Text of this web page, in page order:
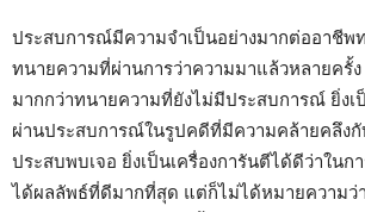
ประสบการณ์มีความจำเป็นอย่างมากต่ออาชีพ
ทนายความที่ผ่านการว่าความมาแล้วหลายครั้
มากกว่าทนายความที่ยังไม่มีประสบการณ์ ยิ่งเ
ผ่านประสบการณ์ในรูปคดีที่มีความคล้ายคลึง
ประสบพบเจอ ยิ่งเป็นเครื่องการันตีได้ดีว่าในก
ได้ผลลัพธ์ที่ดีมากที่สุด แต่ก็ไม่ได้หมายความว่